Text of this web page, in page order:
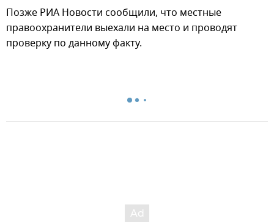
Позже РИА Новости сообщили, что местные
правоохранители выехали на место и проводят
проверку по данному факту.